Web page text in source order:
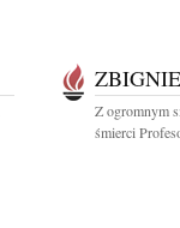
Z ogromnym
śmierci